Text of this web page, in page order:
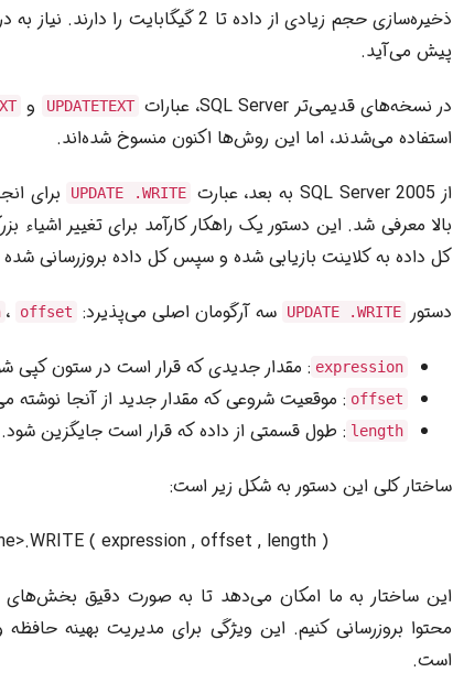
ذخیره‌سازی حجم زیادی از داده تا 2
پیش می‌آید.
در نسخه‌های قدیمی‌تر SQL Server، عبارات
UPDATETEXT و
استفاده می‌شدند، اما این روش‌ها اکنون منسوخ شده‌اند.
از SQL Server 2005 به بعد، عبارت
UPDATE .WRITE
برای
کل داده به کلاینت بازیابی شده و سپس کل داده بروزرسانی شده
دستور UPDATE .WRITE سه آرگومان اصلی می‌پذیرد: ، offset
expression : مقدار جدیدی که قرار است در ستون کپی
offset : موقعیت شروعی که مقدار جدید از آنجا نوشته
length : طول قسمتی از داده که قرار است جایگزین شود.
ساختار کلی این دستور به شکل زیر است:
( expression , offset , length )
این ساختار به ما امکان می‌دهد تا به صورت دقیق بخش‌های
محتوا بروزرسانی کنیم. این ویژگی برای مدیریت بهینه
است.